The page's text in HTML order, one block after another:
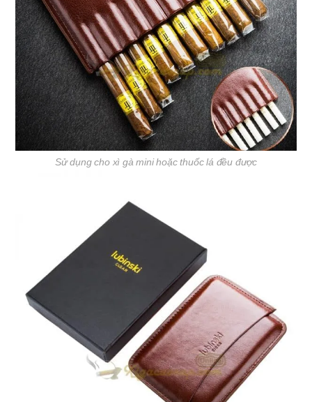
Sử dụng cho xì gà mini hoặc thuốc lá đều được